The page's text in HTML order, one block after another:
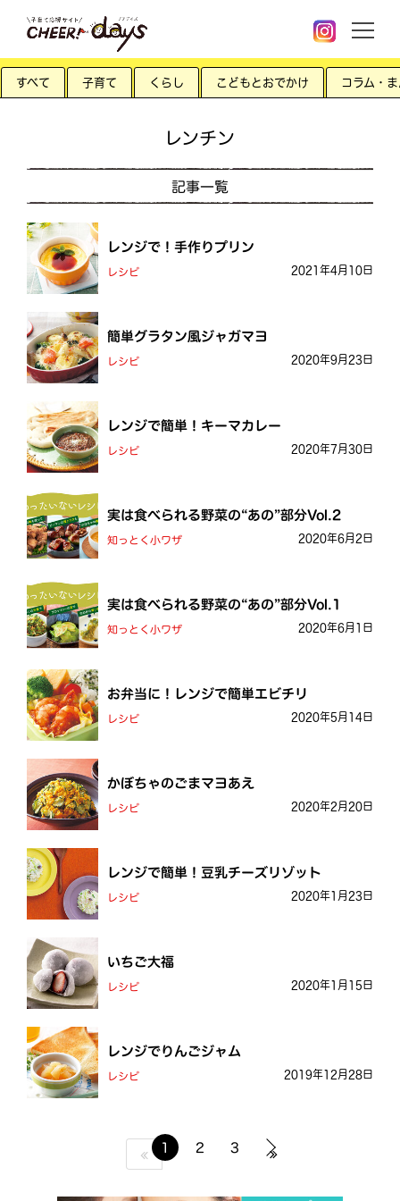
すべて 子育て くらし こどもとおでかけ コラム・
レンチン
記事一覧
レンジで！手作りプリン
レシピ 2021年4月10日
簡単グラタン風ジャガマヨ
レシピ 2020年9月23日
レンジで簡単！キーマカレー
レシピ 2020年7月30日
実は食べられる野菜の“あの”部分Vol.2
知っとく小ワザ 2020年6月2日
実は食べられる野菜の“あの”部分Vol.1
知っとく小ワザ 2020年6月1日
お弁当に！レンジで簡単エビチリ
レシピ 2020年5月14日
かぼちゃのごまマヨあえ
レシピ 2020年2月20日
レンジで簡単！豆乳チーズリゾット
レシピ 2020年1月23日
いちご大福
レシピ 2020年1月15日
レンジでりんごジャム
レシピ 2019年12月28日
1 2 3